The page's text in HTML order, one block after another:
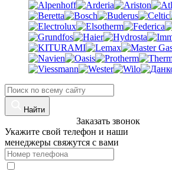
Найти
Заказать звонок
Укажите свой телефон и наши
менеджеры свяжутся с вами